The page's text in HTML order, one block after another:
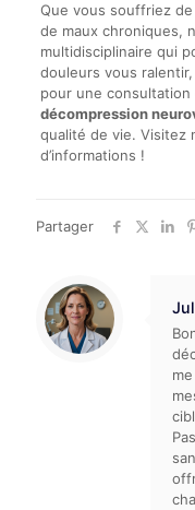
Que vous souffriez
de maux chroniques,
multidisciplinaire qui
douleurs vous
pour une
décompression
qualité de vie. Visitez
d’informations !
Partager